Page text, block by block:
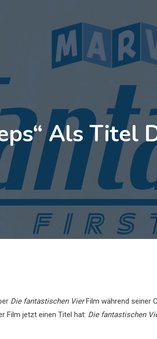
Als Titel
Die fantastischen VierFilm während seiner
Film jetzt einen Titel hat: Die fantastischen